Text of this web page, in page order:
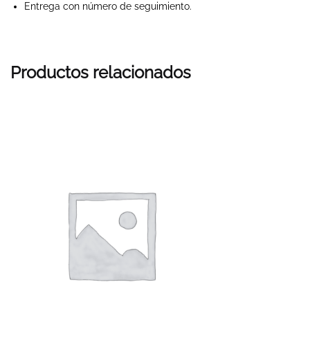
Entrega con número de seguimiento.
Productos relacionados